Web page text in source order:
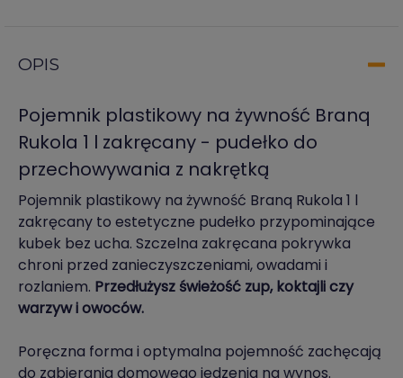
OPIS
Pojemnik plastikowy na żywność Branq
Rukola 1 l zakręcany - pudełko do
przechowywania z nakrętką
Pojemnik plastikowy na żywność Branq Rukola 1 l
zakręcany to estetyczne pudełko przypominające
kubek bez ucha. Szczelna zakręcana pokrywka
chroni przed zanieczyszczeniami, owadami i
rozlaniem. Przedłużysz świeżość zup, koktajli czy
warzyw i owoców.
Poręczna forma i optymalna pojemność zachęcają
do zabierania domowego jedzenia na wynos.